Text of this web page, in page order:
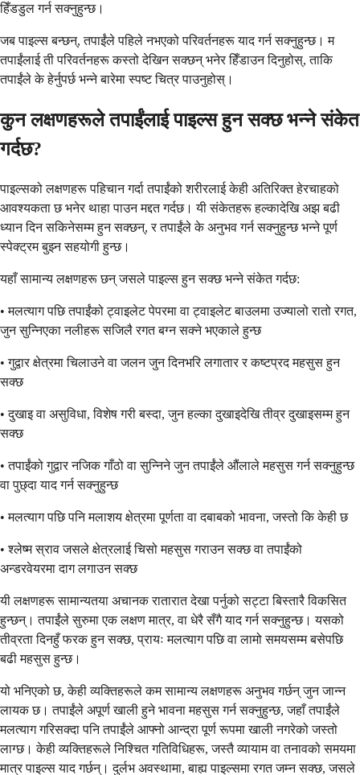
हिँडडुल गर्न सक्नुहुन्छ।
जब पाइल्स बन्छन्, तपाईंले पहिले नभएको परिवर्तनहरू याद गर्न सक्नुहुन्छ। म
तपाईंलाई ती परिवर्तनहरू कस्तो देखिन सक्छन् भनेर हिँडाउन दिनुहोस्, ताकि
तपाईंले के हेर्नुपर्छ भन्ने बारेमा स्पष्ट चित्र पाउनुहोस्।
कुन लक्षणहरूले तपाईंलाई पाइल्स हुन सक्छ भन्ने संकेत
गर्दछ?
पाइल्सको लक्षणहरू पहिचान गर्दा तपाईंको शरीरलाई केही अतिरिक्त हेरचाहको
आवश्यकता छ भनेर थाहा पाउन मद्दत गर्दछ। यी संकेतहरू हल्कादेखि अझ बढी
ध्यान दिन सकिनेसम्म हुन सक्छन्, र तपाईंले के अनुभव गर्न सक्नुहुन्छ भन्ने पूर्ण
स्पेक्ट्रम बुझ्न सहयोगी हुन्छ।
यहाँ सामान्य लक्षणहरू छन् जसले पाइल्स हुन सक्छ भन्ने संकेत गर्दछ:
• मलत्याग पछि तपाईंको ट्वाइलेट पेपरमा वा ट्वाइलेट बाउलमा उज्यालो रातो रगत,
जुन सुन्निएका नलीहरू सजिलै रगत बग्न सक्ने भएकाले हुन्छ
• गुद्वार क्षेत्रमा चिलाउने वा जलन जुन दिनभरि लगातार र कष्टप्रद महसुस हुन
सक्छ
• दुखाइ वा असुविधा, विशेष गरी बस्दा, जुन हल्का दुखाइदेखि तीव्र दुखाइसम्म हुन
सक्छ
• तपाईंको गुद्वार नजिक गाँठो वा सुन्निने जुन तपाईंले औंलाले महसुस गर्न सक्नुहुन्छ
वा पुछ्दा याद गर्न सक्नुहुन्छ
• मलत्याग पछि पनि मलाशय क्षेत्रमा पूर्णता वा दबाबको भावना, जस्तो कि केही छ
• श्लेष्म स्राव जसले क्षेत्रलाई चिसो महसुस गराउन सक्छ वा तपाईंको
अन्डरवेयरमा दाग लगाउन सक्छ
यी लक्षणहरू सामान्यतया अचानक रातारात देखा पर्नुको सट्टा बिस्तारै विकसित
हुन्छन्। तपाईंले सुरुमा एक लक्षण मात्र, वा धेरै सँगै याद गर्न सक्नुहुन्छ। यसको
तीव्रता दिनहुँ फरक हुन सक्छ, प्रायः मलत्याग पछि वा लामो समयसम्म बसेपछि
बढी महसुस हुन्छ।
यो भनिएको छ, केही व्यक्तिहरूले कम सामान्य लक्षणहरू अनुभव गर्छन् जुन जान्न
लायक छ। तपाईंले अपूर्ण खाली हुने भावना महसुस गर्न सक्नुहुन्छ, जहाँ तपाईंले
मलत्याग गरिसक्दा पनि तपाईंले आफ्नो आन्द्रा पूर्ण रूपमा खाली नगरेको जस्तो
लाग्छ। केही व्यक्तिहरूले निश्चित गतिविधिहरू, जस्तै व्यायाम वा तनावको समयमा
मात्र पाइल्स याद गर्छन्। दुर्लभ अवस्थामा, बाह्य पाइल्समा रगत जम्न सक्छ, जसले